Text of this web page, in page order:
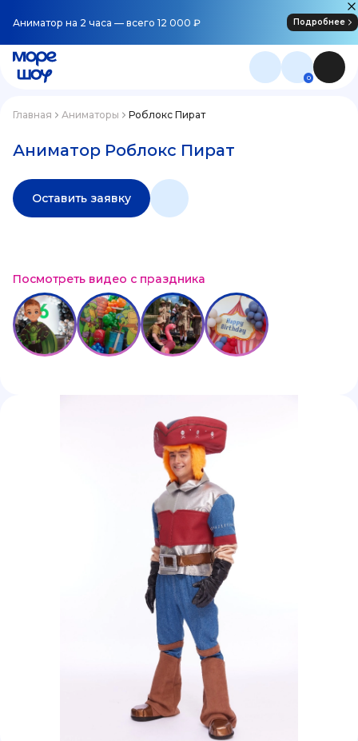
Аниматор на 2 часа — всего 12 000 ₽ Подробнее
0
Главная Аниматоры Роблокс Пират
Аниматор Роблокс Пират
Оставить заявку
Посмотреть видео с праздника